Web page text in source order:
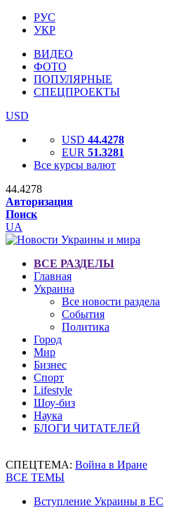
РУС
УКР
ВИДЕО
ФОТО
ПОПУЛЯРНЫЕ
СПЕЦПРОЕКТЫ
USD
USD 44.4278
EUR 51.3281
Все курсы валют
44.4278
Авторизация
Поиск
UA
ВСЕ РАЗДЕЛЫ
Главная
Украина
Все новости раздела
События
Политика
Город
Мир
Бизнес
Спорт
Lifestyle
Шоу-биз
Наука
БЛОГИ ЧИТАТЕЛЕЙ
СПЕЦТЕМА: Война в Иране
ВСЕ ТЕМЫ
Вступление Украины в ЕС